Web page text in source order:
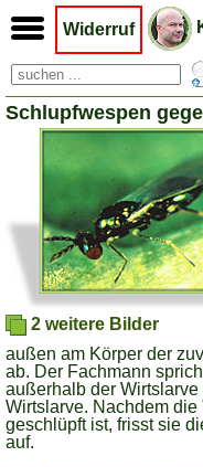
Widerruf
Schlupfwespen
2 weitere Bilder
außen am Körper der
ab. Der Fachmann
außerhalb der
Wirtslarve. Nachdem
geschlüpft ist, frisst sie
auf.